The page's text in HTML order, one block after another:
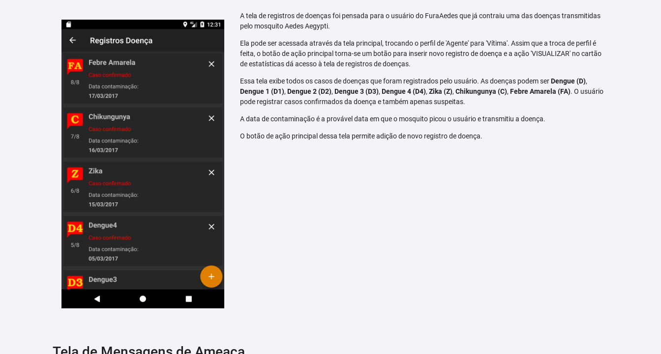
A tela de registros de doenças foi pensada para o usuário do FuraAedes que já contraiu uma das doenças transmitidas
pelo mosquito Aedes Aegypti.
Ela pode ser acessada através da tela principal, trocando o perfil de 'Agente' para 'Vítima'. Assim que a troca de perfil é
feita, o botão de ação principal torna-se um botão para inserir novo registro de doença e a ação 'VISUALIZAR' no cartão
de estatísticas dá acesso à tela de registros de doenças.
Essa tela exibe todos os casos de doenças que foram registrados pelo usuário. As doenças podem serDengue (D),
Dengue 1 (D1),Dengue 2 (D2),Dengue 3 (D3),Dengue 4 (D4),Zika (Z),Chikungunya (C),Febre Amarela (FA). O usuário
pode registrar casos confirmados da doença e também apenas suspeitas.
A data de contaminação é a provável data em que o mosquito picou o usuário e transmitiu a doença.
O botão de ação principal dessa tela permite adição de novo registro de doença.